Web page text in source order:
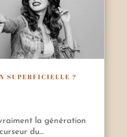
SUPERFICIELLE ?
la génération
du...